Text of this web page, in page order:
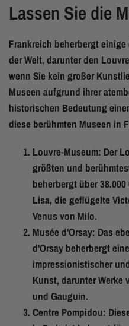
Lassen Sie die
Frankreich beherbergt
der Welt, darunter den
wenn Sie kein großer
Museen aufgrund ihrer
historischen Bedeutung
diese berühmten Museen in
Louvre-Museum: Der
größten und
beherbergt über
Lisa, die geflügelte
Venus von Milo.
Musée d'Orsay: Das
d'Orsay beherbergt
impressionistischer
Kunst, darunter Werke
und Gauguin.
Centre Pompidou: